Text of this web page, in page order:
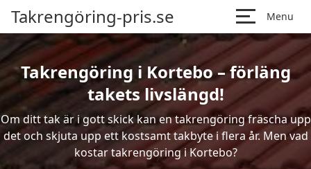
Takrengöring-pris.se Menu
Takrengöring i Kortebo – förläng
takets livslängd!
Om ditt tak är i gott skick kan en takrengöring fräscha upp
det och skjuta upp ett kostsamt takbyte i flera år. Men vad
kostar takrengöring i Kortebo?